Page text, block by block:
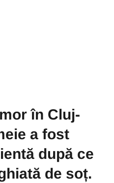
în Cluj-
a fost
după ce
de soț.